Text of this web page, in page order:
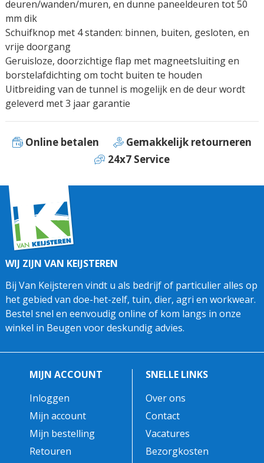
deuren/wanden/muren, en dunne paneeldeuren tot 50
mm dik
Schuifknop met 4 standen: binnen, buiten, gesloten, en
vrije doorgang
Geruisloze, doorzichtige flap met magneetsluiting en
borstelafdichting om tocht buiten te houden
Uitbreiding van de tunnel is mogelijk en de deur wordt
geleverd met 3 jaar garantie
Online betalen
Gemakkelijk retourneren
24x7 Service
WIJ ZIJN VAN KEIJSTEREN
Bij Van Keijsteren vindt u als bedrijf of particulier alles op
het gebied van doe-het-zelf, tuin, dier, agri en workwear.
Bestel snel en eenvoudig online of kom langs in onze
winkel in Beugen voor deskundig advies.
MIJN ACCOUNT
Inloggen
Mijn account
Mijn bestelling
Retouren
SNELLE LINKS
Over ons
Contact
Vacatures
Bezorgkosten